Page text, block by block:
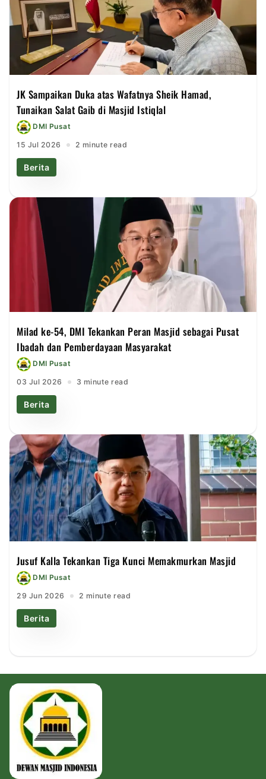
JK Sampaikan Duka atas Wafatnya Sheik Hamad,
Tunaikan Salat Gaib di Masjid Istiqlal
DMI Pusat
15 Jul 2026 2 minute read
Berita
Milad ke-54, DMI Tekankan Peran Masjid sebagai Pusat
Ibadah dan Pemberdayaan Masyarakat
DMI Pusat
03 Jul 2026 3 minute read
Berita
Jusuf Kalla Tekankan Tiga Kunci Memakmurkan Masjid
DMI Pusat
29 Jun 2026 2 minute read
Berita